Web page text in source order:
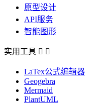
原型设计
API服务
智能图形
实用工具  
LaTex公式编辑器
Geogebra
Mermaid
PlantUML